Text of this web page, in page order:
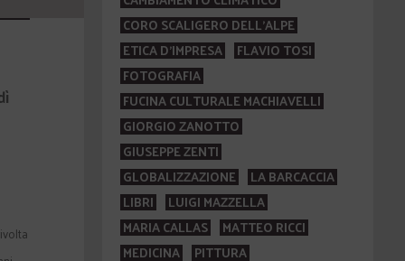
CORO SCALIGERO DELL'ALPE
ETICA D'IMPRESA
FLAVIO TOSI
FOTOGRAFIA
FUCINA CULTURALE MACHIAVELLI
GIORGIO ZANOTTO
GIUSEPPE ZENTI
GLOBALIZZAZIONE
LA BARCACCIA
LIBRI
LUIGI MAZZELLA
MARIA CALLAS
MATTEO RICCI
MEDICINA
PITTURA